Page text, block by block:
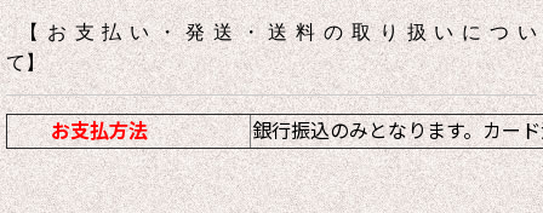
【お支払い・発送・送料の取り扱いについ
て】
お支払方法 銀行振込のみとなります。カー